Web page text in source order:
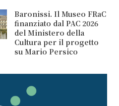
Baronissi. Il Museo FRaC
finanziato dal PAC 2026
del Ministero della
Cultura per il progetto
su Mario Persico